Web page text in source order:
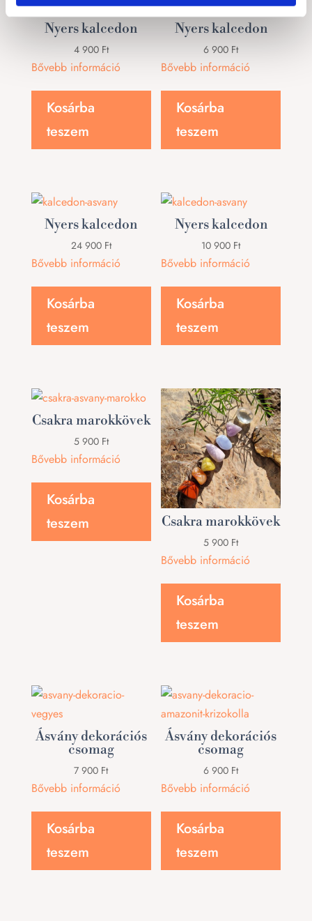
Nyers kalcedon
4 900 Ft
Bővebb információ
Kosárba
teszem
Nyers kalcedon
6 900 Ft
Bővebb információ
Kosárba
teszem
Nyers kalcedon
24 900 Ft
Bővebb információ
Kosárba
teszem
Nyers kalcedon
10 900 Ft
Bővebb információ
Kosárba
teszem
Csakra marokkövek
5 900 Ft
Bővebb információ
Kosárba
teszem
Csakra marokkövek
5 900 Ft
Bővebb információ
Kosárba
teszem
Ásvány dekorációs
csomag
7 900 Ft
Bővebb információ
Kosárba
teszem
Ásvány dekorációs
csomag
6 900 Ft
Bővebb információ
Kosárba
teszem